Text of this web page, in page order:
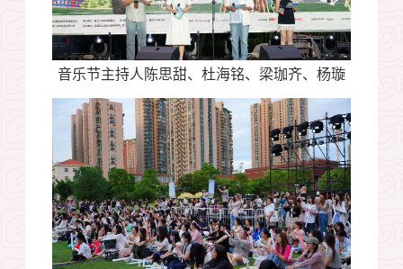
音乐节主持人陈思甜、杜海铭、梁珈齐、杨璇